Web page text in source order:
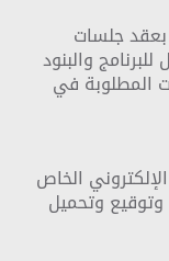
جلسات
والبنود
المطلوبة في
الخاص
وتوقيع وتحميل